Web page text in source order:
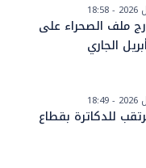
ملف الصحراء على
الجاري
للدكاترة بقطاع